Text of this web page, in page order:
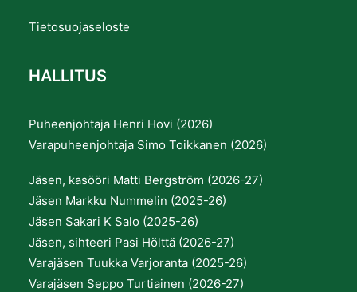
Tietosuojaseloste
HALLITUS
Puheenjohtaja Henri Hovi (2026)
Varapuheenjohtaja Simo Toikkanen (2026)
Jäsen, kasööri Matti Bergström (2026-27)
Jäsen Markku Nummelin (2025-26)
Jäsen Sakari K Salo (2025-26)
Jäsen, sihteeri Pasi Hölttä (2026-27)
Varajäsen Tuukka Varjoranta (2025-26)
Varajäsen Seppo Turtiainen (2026-27)